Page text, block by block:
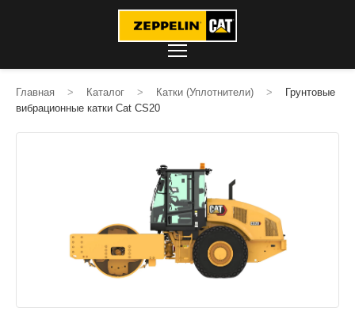
Главная > Каталог > Катки (Уплотнители) >
Грунтовые
вибрационные катки Cat CS20